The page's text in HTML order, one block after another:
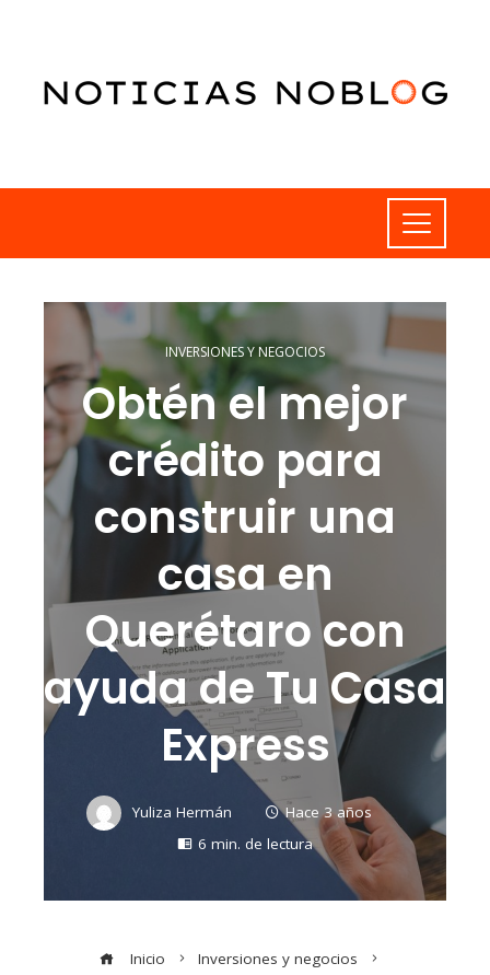
INVERSIONES Y NEGOCIOS
Obtén el mejor
crédito para
construir una
casa en
Querétaro con
ayuda de Tu Casa
Express
Yuliza Hermán
Hace 3 años
6 min. de lectura
Inicio
Inversiones y negocios